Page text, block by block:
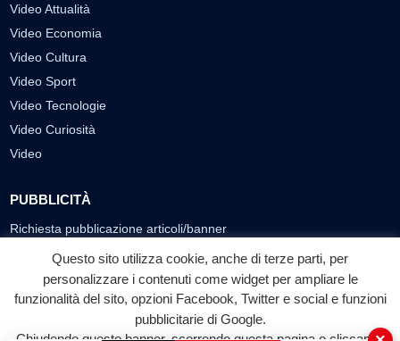
Video Attualità
Video Economia
Video Cultura
Video Sport
Video Tecnologie
Video Curiosità
Video
PUBBLICITÀ
Richiesta pubblicazione articoli/banner
SEGUICI SUI SOCIAL
f
Facebook
◎ ▶
YouTube
Questo sito utilizza cookie, anche di terze parti, per
personalizzare i contenuti come widget per ampliare le
funzionalità del sito, opzioni Facebook, Twitter e social e funzioni
pubblicitarie di Google.